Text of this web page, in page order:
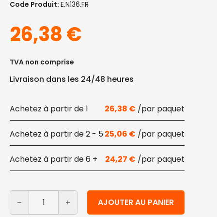
Code Produit: E.N136.FR
26,38€
TVA non comprise
Livraison dans les 24/48 heures
1 26,38 €
2 - 5 25,06 €
6 + 24,27 €
quantité de Plateaux en feuilles de palmier 36x25 cm
AJOUTER AU PANIER
Alternative: